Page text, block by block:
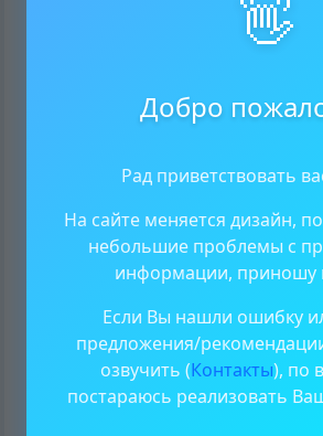
качество (3x)
скриншота:
Увеличьте задержку если
полностью
Создать
👋
Добро
Рад приветствовать
На сайте меняется дизайн,
небольшие проблемы с
информации, приношу
Если Вы нашли ошибку
предложения/
озвучить (Контакты), по
постараюсь реализовать